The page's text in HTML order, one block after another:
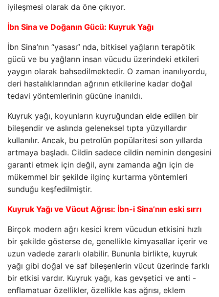
iyileşmesi olarak da öne çıkıyor.
İbn Sina ve Doğanın Gücü: Kuyruk Yağı
İbn Sina’nın “yasası” nda, bitkisel yağların terapötik
gücü ve bu yağların insan vücudu üzerindeki etkileri
yaygın olarak bahsedilmektedir. O zaman inanılıyordu,
deri hastalıklarından ağrının etkilerine kadar doğal
tedavi yöntemlerinin gücüne inanıldı.
Kuyruk yağı, koyunların kuyruğundan elde edilen bir
bileşendir ve aslında geleneksel tıpta yüzyıllardır
kullanılır. Ancak, bu petrolün popülaritesi son yıllarda
artmaya başladı. Cildin sadece cildin neminin dengesini
garanti etmek için değil, aynı zamanda ağrı için de
mükemmel bir şekilde ilginç kurtarma yöntemleri
sunduğu keşfedilmiştir.
Kuyruk Yağı ve Vücut Ağrısı: İbn-i Sina’nın eski sırrı
Birçok modern ağrı kesici krem ​​vücudun etkisini hızlı
bir şekilde gösterse de, genellikle kimyasallar içerir ve
uzun vadede zararlı olabilir. Bununla birlikte, kuyruk
yağı gibi doğal ve saf bileşenlerin vücut üzerinde farklı
bir etkisi vardır. Kuyruk yağı, kas gevşetici ve anti -
enflamatuar özellikler, özellikle kas ağrısı, eklem